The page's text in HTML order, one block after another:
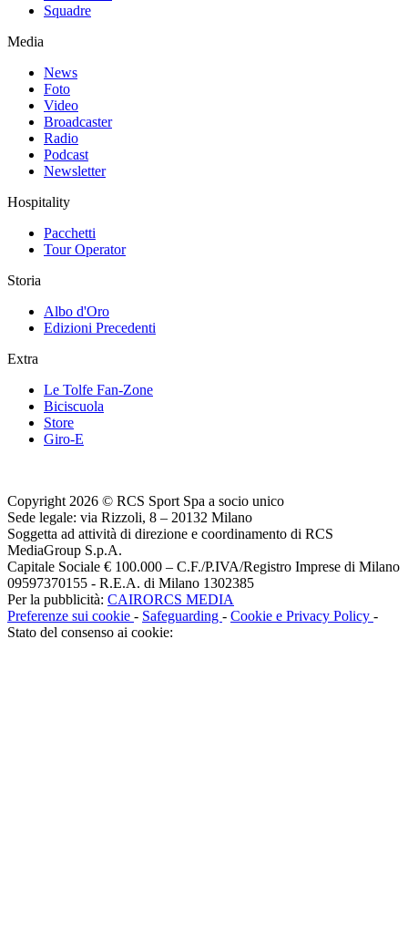
Squadre
Media
News
Foto
Video
Broadcaster
Radio
Podcast
Newsletter
Hospitality
Pacchetti
Tour Operator
Storia
Albo d'Oro
Edizioni Precedenti
Extra
Le Tolfe Fan-Zone
Biciscuola
Store
Giro-E
Copyright 2026 © RCS Sport Spa a socio unico
Sede legale: via Rizzoli, 8 – 20132 Milano
Soggetta ad attività di direzione e coordinamento di RCS
MediaGroup S.p.A.
Capitale Sociale € 100.000 – C.F./P.IVA/Registro Imprese di Milano
09597370155 - R.E.A. di Milano 1302385
Per la pubblicità: CAIRORCS MEDIA
Preferenze sui cookie - Safeguarding - Cookie e Privacy Policy -
Stato del consenso ai cookie: